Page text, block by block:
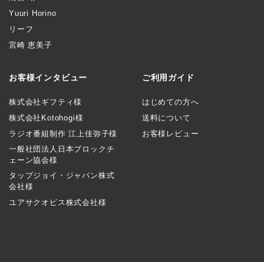
Yuuri Horino
リーフ
宮崎 恵美子
お客様インタビュー
株式会社ギフティ様
株式会社Kotohogi様
ラジオ番組制作 江上佳弥子様
一般社団法人日本ブロックチ
ェーン協会様
タップジョイ・ジャパン株式
会社様
ユアサクオビス株式会社様
ご利用ガイド
はじめての方へ
送料について
お客様レビュー